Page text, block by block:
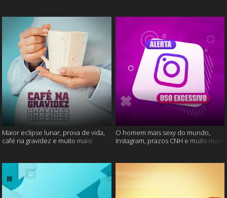
Maior eclipse lunar, prova de vida,
café na gravidez e muito mais!
O homem mais sexy do mundo,
Instagram, prazos CNH e muito mais!